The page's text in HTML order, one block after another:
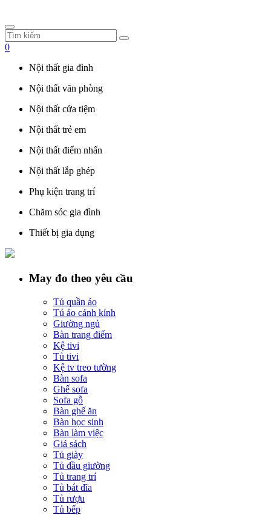
0
Nội thất gia đình
Nội thất văn phòng
Nội thất cửa tiệm
Nội thất trẻ em
Nội thất điểm nhấn
Nội thất lắp ghép
Phụ kiện trang trí
Chăm sóc gia đình
Thiết bị gia dụng
May đo theo yêu cầu
Tủ quần áo
Tú áo cánh kính
Giường ngủ
Bàn trang điểm
Kệ tivi
Tủ tivi
Kệ tv treo tường
Bàn sofa
Ghế sofa
Sofa gỗ
Bàn ghế ăn
Bàn học sinh
Bàn làm việc
Giá sách
Tủ giày
Tủ đầu giường
Tủ trang trí
Tủ bát đĩa
Tủ rượu
Tủ bếp